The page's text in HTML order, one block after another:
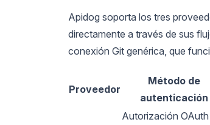
Apidog soporta los tres
directamente a través de sus
conexión Git genérica, que
Proveedor
Método de
autenticación
Autorización OAuth